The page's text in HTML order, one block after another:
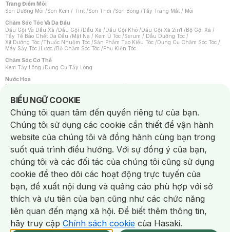
Trang Điểm Môi
Son Dưỡng Môi /Son Kem / Tint /Son Thỏi /Son Bóng /Tẩy Trang Mắt / Môi
Chăm Sóc Tóc Và Da Đầu
Dầu Gội Và Dầu Xả /Dầu Gội /Dầu Xả /Dầu Gội Khô /Dầu Gội Xả 2in1 /Bộ Gội Xả /
Tẩy Tế Bào Chết Da Đầu /Mặt Nạ / Kem Ủ Tóc /Serum / Dầu Dưỡng Tóc /
Xịt Dưỡng Tóc /Thuốc Nhuộm Tóc /Sản Phẩm Tạo Kiểu Tóc /Dụng Cụ Chăm Sóc Tóc /
Máy Sấy Tóc /Lược /Bộ Chăm Sóc Tóc /Phụ Kiện Tóc
Chăm Sóc Cơ Thể
Kem Tẩy Lông /Dụng Cụ Tẩy Lông
Nước Hoa
Nước Hoa Nữ
Chăm Sóc Cá Nhân
Chống Muỗi /Khẩu Trang /Máy Massage/Mặt Nạ Xông Hơi /Nước Rửa Tay/
Sản Phẩm Chăm Sóc Khác /Bàn Chải Đánh Răng /Bàn Chải Điện/
Hỗ Trợ Trắng Răng/Kem Đánh Răng /Máy Tăm Nước/ Nước Súc Miệng/
Tăm / Chỉ Nha Khoa/ Xịt Thơm Miệng / Dung Dịch Vệ Sinh/Dưỡng Vùng Kín/
Khăn Ướt Vệ Sinh Vùng Kín/Băng Vệ Sinh/Tampon/Bọt Cạo Râu /Dao Cạo Râu/
Máy Cạo Râu
Vấn Đề Về Da
Da Dầu / Lỗ Chân Lông To/ Da Khô / Mất Nước/ Da Lão Hóa/ Da Mụn/
Da Nhạy Cảm / Kích Ứng
Da Xỉn Màu Thâm / Nám / Tàn Nhang
Quầng Thâm & Bọng Mắt /Sẹo /Viêm Da Cơ Địa
Dụng Cụ / Phụ Kiện Chăm Sóc Da
Bông Tẩy Trang
Khăn Lau Mặt Khô Dụng Cụ / Máy Rửa Mặt Máy Chăm Sóc Da
Dụng Cụ Chăm Sóc Khác
BIỂU NGỮ COOKIE
Notice about cookies usage
Chúng tôi quan tâm đến quyền riêng tư của bạn.
Chúng tôi sử dụng các cookie cần thiết để vận hành
website của chúng tôi và đồng hành cùng bạn trong
suốt quá trình điều hướng. Với sự đồng ý của bạn,
chúng tôi và các đối tác của chúng tôi cũng sử dụng
cookie để theo dõi các hoạt động trực tuyến của
bạn, đề xuất nội dung và quảng cáo phù hợp với sở
thích và ưu tiên của bạn cũng như các chức năng
liên quan đến mạng xã hội. Để biết thêm thông tin,
hãy truy cập Chính sách cookie của Hasaki.